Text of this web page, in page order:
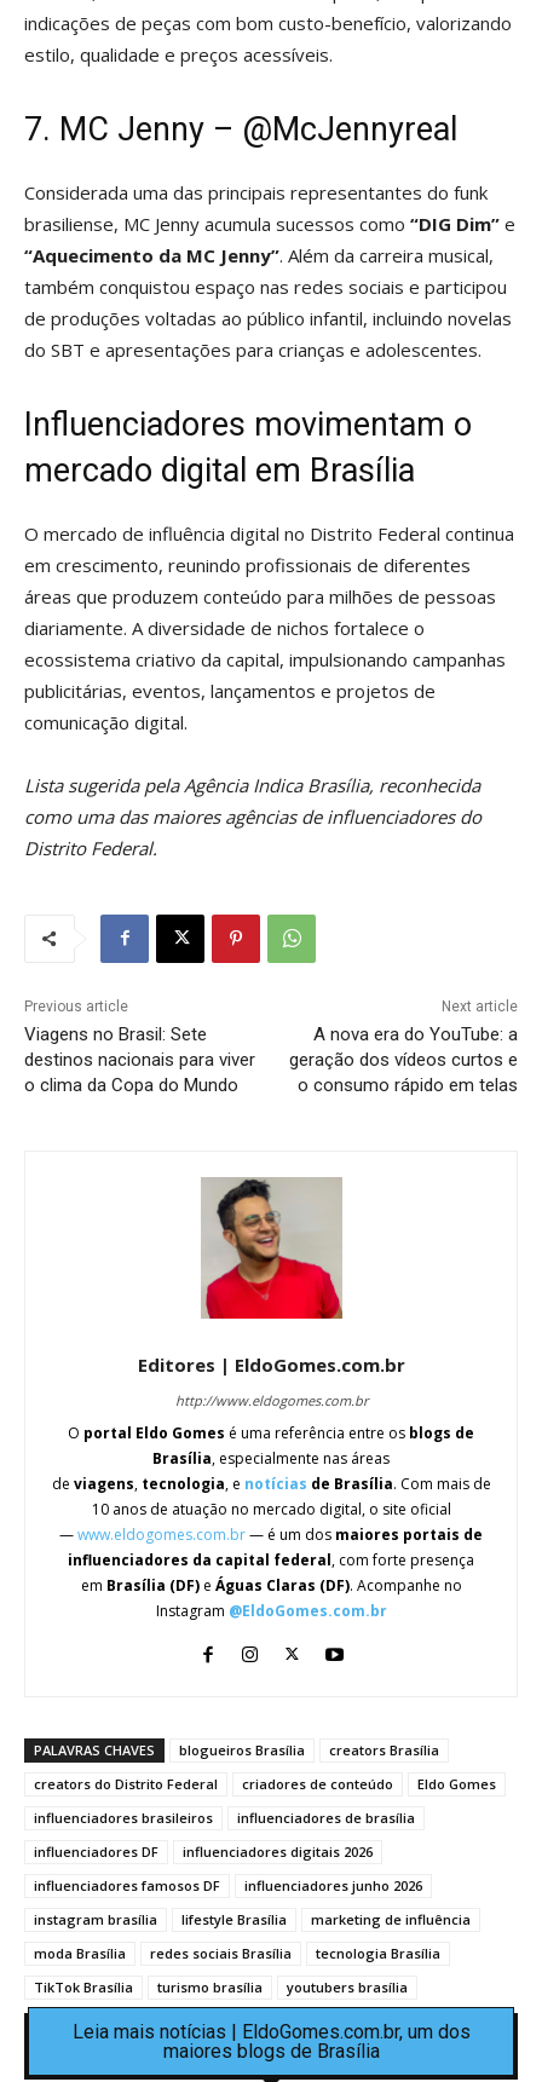
indicações de peças com bom custo-benefício, valorizando
estilo, qualidade e preços acessíveis.
7. MC Jenny – @McJennyreal
Considerada uma das principais representantes do funk
brasiliense, MC Jenny acumula sucessos como “DIG Dim” e
“Aquecimento da MC Jenny”. Além da carreira musical,
também conquistou espaço nas redes sociais e participou
de produções voltadas ao público infantil, incluindo novelas
do SBT e apresentações para crianças e adolescentes.
Influenciadores movimentam o
mercado digital em Brasília
O mercado de influência digital no Distrito Federal continua
em crescimento, reunindo profissionais de diferentes
áreas que produzem conteúdo para milhões de pessoas
diariamente. A diversidade de nichos fortalece o
ecossistema criativo da capital, impulsionando campanhas
publicitárias, eventos, lançamentos e projetos de
comunicação digital.
Lista sugerida pela Agência Indica Brasília, reconhecida
como uma das maiores agências de influenciadores do
Distrito Federal.
Previous article
Viagens no Brasil: Sete
destinos nacionais para viver
o clima da Copa do Mundo
Next article
A nova era do YouTube: a
geração dos vídeos curtos e
o consumo rápido em telas
Editores | EldoGomes.com.br
http://www.eldogomes.com.br
O portal Eldo Gomes é uma referência entre os blogs de
Brasília, especialmente nas áreas
de viagens, tecnologia, e notícias de Brasília. Com mais de
10 anos de atuação no mercado digital, o site oficial
—www.eldogomes.com.br— é um dos maiores portais de
influenciadores da capital federal, com forte presença
em Brasília (DF)e Águas Claras (DF). Acompanhe no
Instagram @EldoGomes.com.br
PALAVRAS CHAVES blogueiros Brasília
creators Brasília
creators do Distrito Federal
criadores de conteúdo
Eldo Gomes
influenciadores brasileiros
influenciadores de brasília
influenciadores DF
influenciadores digitais 2026
influenciadores famosos DF
influenciadores junho 2026
instagram brasília
lifestyle Brasília
marketing de influência
moda Brasília
redes sociais Brasília
tecnologia Brasília
TikTok Brasília
turismo brasília youtubers brasília
Leia mais notícias | EldoGomes.com.br, um dos
maiores blogs de Brasília